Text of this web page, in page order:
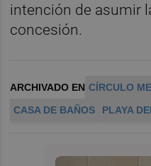
intención de asumir
concesión.
ARCHIVADO EN CÍRCULO
CASA DE BAÑOS
PLAYA